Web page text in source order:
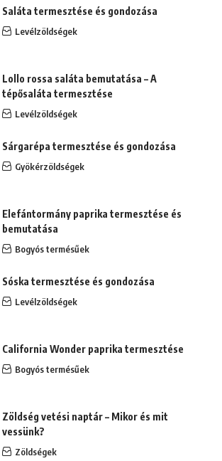
Saláta termesztése és gondozása
Levélzöldségek
Lollo rossa saláta bemutatása – A
tépősaláta termesztése
Levélzöldségek
Sárgarépa termesztése és gondozása
Gyökérzöldségek
Elefántormány paprika termesztése és
bemutatása
Bogyós termésűek
Sóska termesztése és gondozása
Levélzöldségek
California Wonder paprika termesztése
Bogyós termésűek
Zöldség vetési naptár – Mikor és mit
vessünk?
Zöldségek